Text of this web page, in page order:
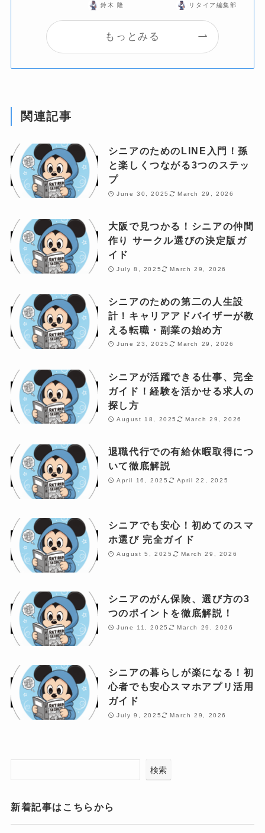
鈴木 隆 リタイア編集部
もっとみる
関連記事
シニアのためのLINE入門！孫
と楽しくつながる3つのステッ
プ
June 30, 2025 March 29, 2026
大阪で見つかる！シニアの仲間
作り サークル選びの決定版ガ
イド
July 8, 2025 March 29, 2026
シニアのための第二の人生設
計！キャリアアドバイザーが教
える転職・副業の始め方
June 23, 2025 March 29, 2026
シニアが活躍できる仕事、完全
ガイド！経験を活かせる求人の
探し方
August 18, 2025 March 29, 2026
退職代行での有給休暇取得につ
いて徹底解説
April 16, 2025 April 22, 2025
シニアでも安心！初めてのスマ
ホ選び 完全ガイド
August 5, 2025 March 29, 2026
シニアのがん保険、選び方の3
つのポイントを徹底解説！
June 11, 2025 March 29, 2026
シニアの暮らしが楽になる！初
心者でも安心スマホアプリ活用
ガイド
July 9, 2025 March 29, 2026
検索
新着記事はこちらから